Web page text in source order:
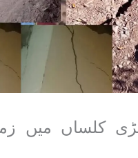
کلساں میں